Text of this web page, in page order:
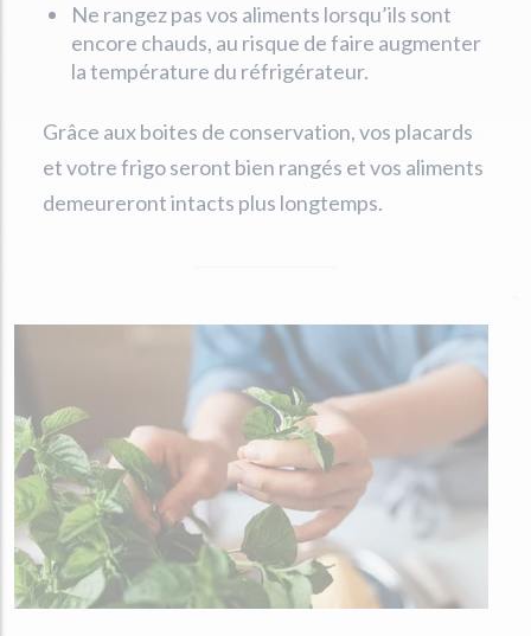
Ne rangez pas vos aliments lorsqu’ils sont
encore chauds, au risque de faire augmenter
la température du réfrigérateur.
Grâce aux boites de conservation, vos placards
et votre frigo seront bien rangés et vos aliments
demeureront intacts plus longtemps.